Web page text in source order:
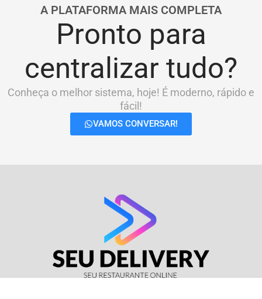
A PLATAFORMA MAIS COMPLETA
Pronto para
centralizar tudo?
Conheça o melhor sistema, hoje! É moderno, rápido e
fácil!
VAMOS CONVERSAR!